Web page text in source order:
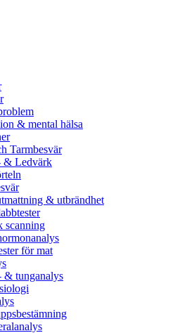
& mental hälsa
Tarmbesvär
& Ledvärk
& utbrändhet
scanning
för mat
& tunganalys